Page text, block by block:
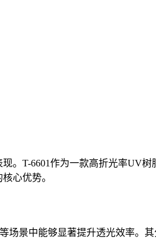
。T-6601作为一款高折光率UV
心优势。
场景中能够显著提升透光效率。